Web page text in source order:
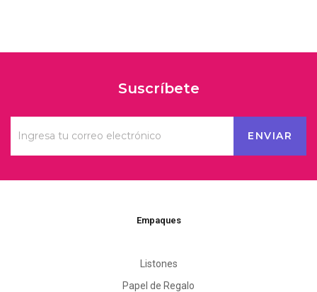
Suscríbete
Empaques
Listones
Papel de Regalo